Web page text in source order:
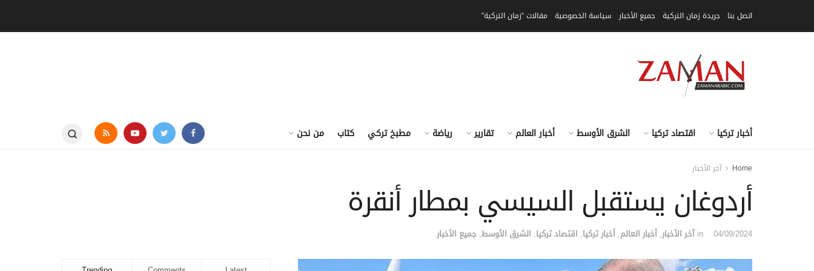
اتصل بنا جريدة زمان التركية جميع الأخبار سياسة الخصوصية مقالات “زمان التركية”
أخبار تركيا اقتصاد تركيا الشرق الأوسط أخبار العالم تقارير رياضة مطبخ تركي كتاب من نحن
Home آخر الأخبار
أردوغان يستقبل السيسي بمطار أنقرة
04/09/2024
in آخر الأخبار, أخبار العالم, أخبار تركيا, اقتصاد تركيا, الشرق الأوسط, جميع الأخبار